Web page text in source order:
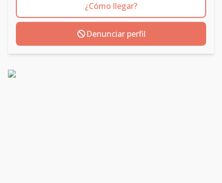
¿Cómo llegar?
Denunciar perfil